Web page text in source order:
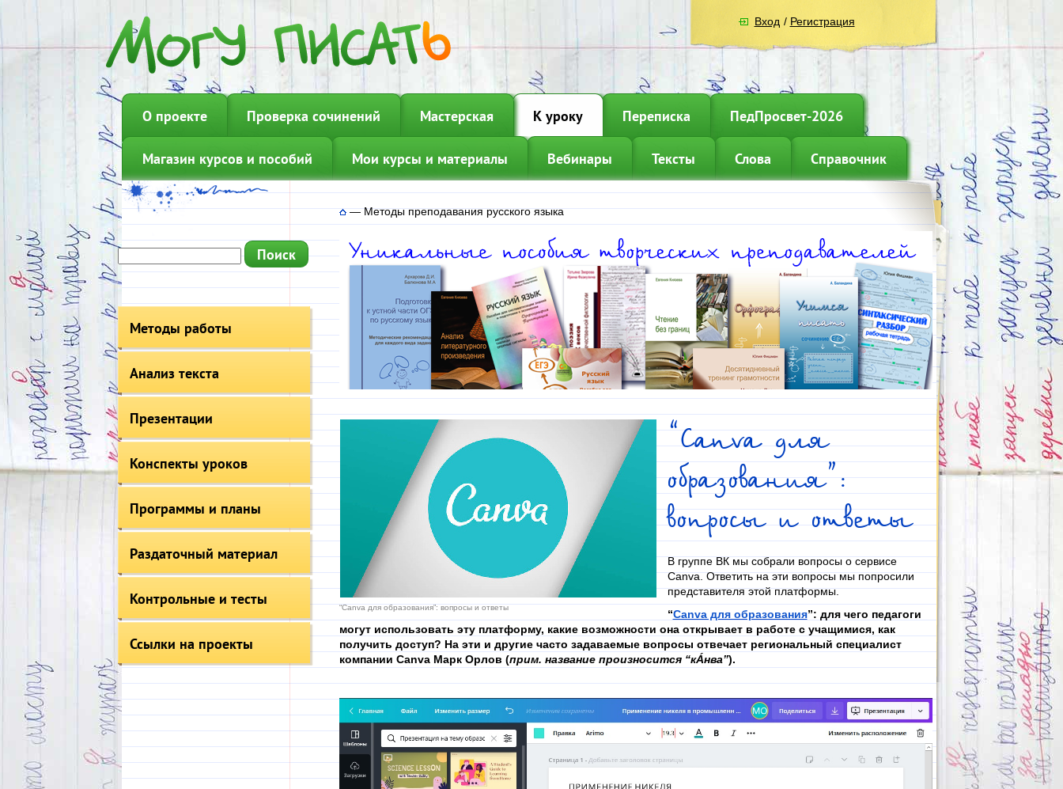
Вход / Регистрация
О проекте Проверка сочинений Мастерская К уроку Переписка ПедПросвет-2026
Магазин курсов и пособий Мои курсы и материалы Вебинары Тексты Слова Справочник
Методы работы
Анализ текста
Презентации
Конспекты уроков
Программы и планы
Раздаточный материал
Контрольные и тесты
Ссылки на проекты
—Методы преподавания русского языка
“Canva для образования”: вопросы и ответы
“Canva для
образования”:
вопросы и ответы
В группе ВК мы собрали вопросы о сервисе
Canva. Ответить на эти вопросы мы попросили
представителя этой платформы.
“Canva для образования”: для чего педагоги
могут использовать эту платформу, какие возможности она открывает в работе с учащимися, как
получить доступ? На эти и другие часто задаваемые вопросы отвечает региональный специалист
компании Canva Марк Орлов (прим. название произносится “кÁнва”).